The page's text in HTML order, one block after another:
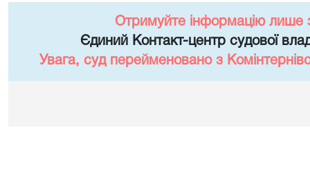
Отримуйте інформацію лише
Єдиний Контакт-центр судової
Увага, суд перейменовано з